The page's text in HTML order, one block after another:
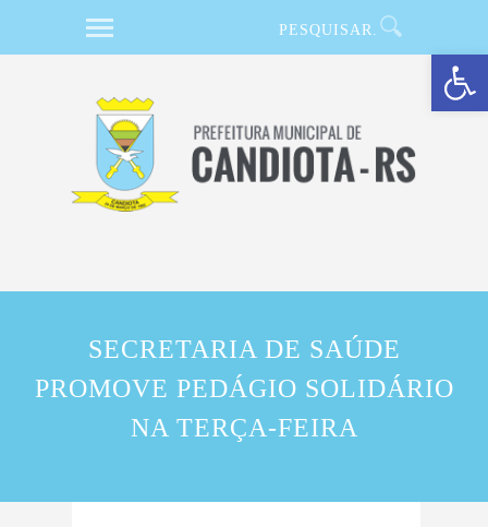
Barra de Ferramentas Aberta
SECRETARIA DE SAÚDE
PROMOVE PEDÁGIO SOLIDÁRIO
NA TERÇA-FEIRA